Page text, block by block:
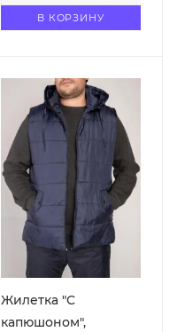
В КОРЗИНУ
Жилетка "С
капюшоном",